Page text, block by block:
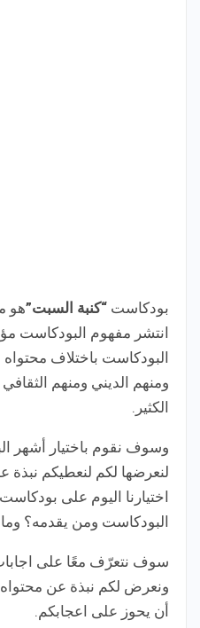
بودكاست “كنبة السبت”هو
انتشر مفهوم البودكاست
البودكاست باختلاف محتواه
ومنهم الديني ومنهم
الكثير.
وسوف نقوم باختيار أشهر
لنعرضها لكم لنعطيكم نبذة
اختيارنا اليوم على
البودكاست ومن يقدمه؟
سوف نتعرّف معًا على
ونعرض لكم نبذة عن محتواه
أن يحوز على اعجابكم.